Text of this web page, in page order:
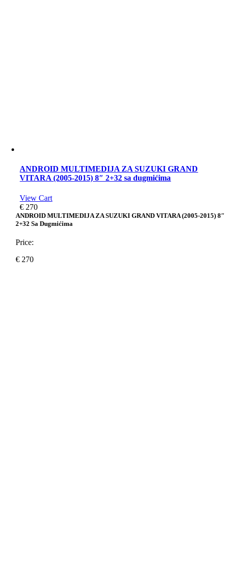
ANDROID MULTIMEDIJA ZA SUZUKI GRAND
VITARA (2005-2015) 8″ 2+32 sa dugmićima
View Cart
€ 270
ANDROID MULTIMEDIJA ZA SUZUKI GRAND VITARA (2005-2015) 8″
2+32 Sa Dugmićima
Price:
€ 270